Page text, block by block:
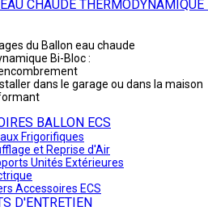
CHAUDE
du Ballon eau chaude
Bi-Bloc :
dans le garage ou dans la maison
BALLON ECS
Frigorifiques
et Reprise d'Air
Unités Extérieures
Accessoires ECS
D'ENTRETIEN